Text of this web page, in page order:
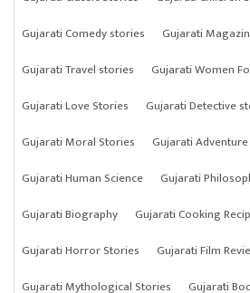
Gujarati Comedy stories
Gujarati
Gujarati Travel stories
Gujarati Women
Gujarati Love Stories
Gujarati Detective
Gujarati Moral Stories
Gujarati
Gujarati Human Science
Gujarati
Gujarati Biography
Gujarati Cooking
Gujarati Horror Stories
Gujarati Film
Gujarati Mythological Stories
Gujarati